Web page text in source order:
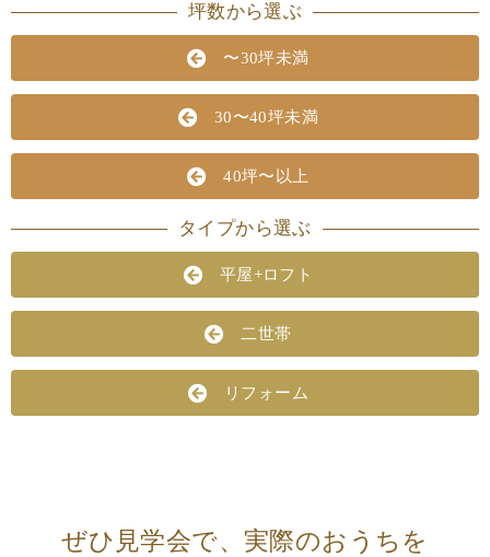
坪数から選ぶ
〜30坪未満
30〜40坪未満
40坪〜以上
タイプから選ぶ
平屋+ロフト
二世帯
リフォーム
ぜひ見学会で、実際のおうちを